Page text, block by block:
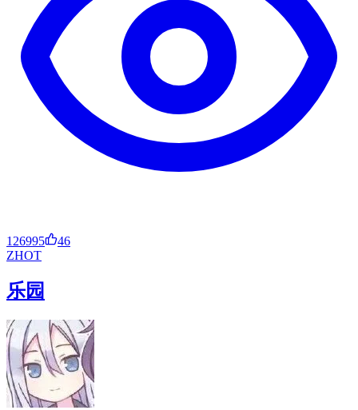
126995
46
ZHOT
乐园